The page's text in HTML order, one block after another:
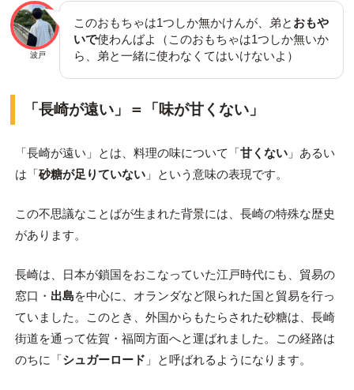
波戸
このおもちゃは1つしか無かけんが、弟と おもや
いで使わんばよ（このおもちゃは1つしか無いか
ら、弟と一緒に使わなくてはいけないよ）
「長崎が遠い」＝「味が甘くない」
「長崎が遠い」とは、料理の味について「甘くない」あるい
は「砂糖が足りていない」という意味の表現です。
この不思議なことばが生まれた背景には、長崎の特殊な歴史
があります。
長崎は、日本が鎖国をおこなっていた江戸時代にも、貿易の
窓口・ 出島を中心に、オランダなど限られた国と貿易を行っ
ていました。このとき、外国からもたらされた砂糖は、長崎
街道を通って佐賀・福岡方面へと運ばれました。この経路は
のちに「シュガーロード 」と呼ばれるようになります。